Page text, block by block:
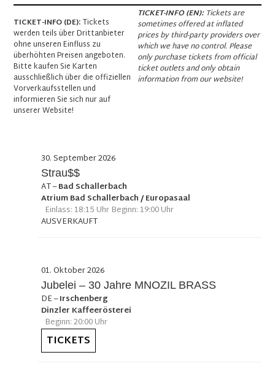
TICKET-INFO (DE):Tickets
werden teils über Drittanbieter
ohne unseren Einfluss zu
überhöhten Preisen angeboten.
Bitte kaufen Sie Karten
ausschließlich über die offiziellen
Vorverkaufsstellen und
informieren Sie sich nur auf
unserer Website!
TICKET-INFO (EN):Tickets are
sometimes offered at inflated
prices by third-party providers over
which we have no control. Please
only purchase tickets from official
ticket outlets and only obtain
information from our website!
30. September 2026
Strau$$
AT–Bad Schallerbach
Atrium Bad Schallerbach / Europasaal
Einlass: 18:15 Uhr Beginn: 19:00 Uhr
AUSVERKAUFT
01. Oktober 2026
Jubelei – 30 Jahre MNOZIL BRASS
DE–Irschenberg
Dinzler Kaffeerösterei
Beginn: 20:00 Uhr
TICKETS